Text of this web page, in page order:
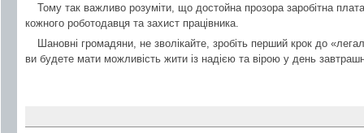
Тому так важливо розуміти, що достойна прозора заробітна
кожного роботодавця та захист працівника.
Шановні громадяни, не зволікайте, зробіть перший крок до
ви будете мати можливість жити із надією та вірою у день